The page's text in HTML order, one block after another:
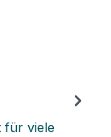
für viele